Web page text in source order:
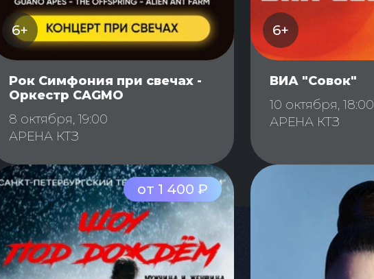
6+
Рок Симфония при свечах -
Оркестр CAGMO
8 октября, 19:00
АРЕНА КТЗ
6+
ВИА "Совок"
10 октября, 18:00
АРЕНА КТЗ
от 1 400 ₽